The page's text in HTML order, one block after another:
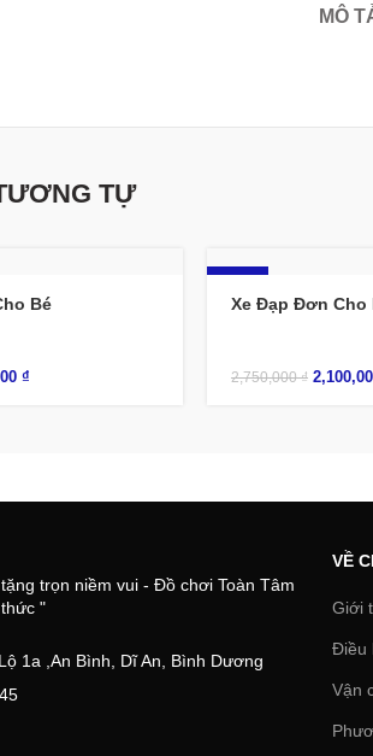
MÔ
TỰ
Bé
₫
Xe Đạp Đơn Cho
2,750,000₫
trọn niềm vui - Đồ chơi Toàn Tâm
"
1a ,An Bình, Dĩ An, Bình Dương
VỀ
Giới
Điều
Vận